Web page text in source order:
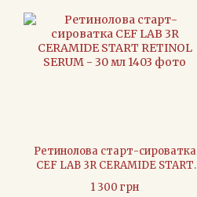
Ретинолова старт-сироватка
CEF LAB 3R CERAMIDE START
RETINOL SERUM - 30 мл
1 300 грн